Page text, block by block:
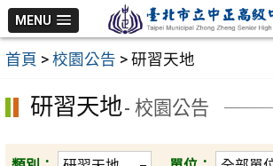
跳
至
主
區
MENU
首頁 > 校園公告 > 研習天地
研習天地- 校園公告